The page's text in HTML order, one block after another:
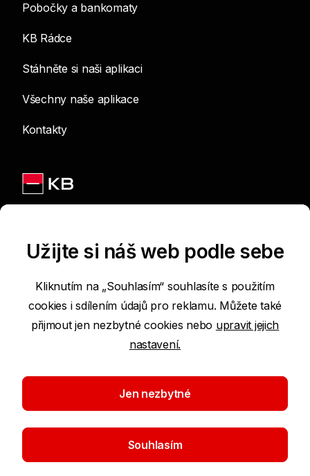
Pobočky a bankomaty
KB Rádce
Stáhněte si naši aplikaci
Všechny naše aplikace
Kontakty
Podmínky používání internetových stránek
Prohlášení o přístupnosti
Ochrana osobních údajů
©2026 Komerční banka
Užijte si náš web podle sebe
Kliknutím na „Souhlasím“ souhlasíte s použitím
cookies i sdílením údajů pro reklamu. Můžete také
přijmout jen nezbytné cookies nebo upravit jejich
nastavení.
Jen nezbytné
Souhlasím